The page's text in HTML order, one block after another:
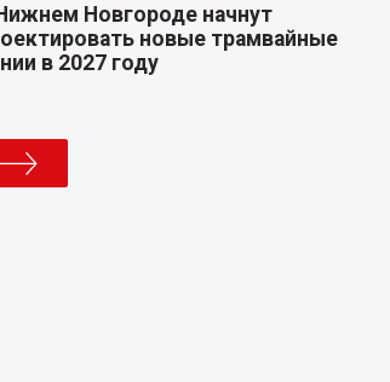
Новгороде начнут
новые трамвайные
в 2027 году